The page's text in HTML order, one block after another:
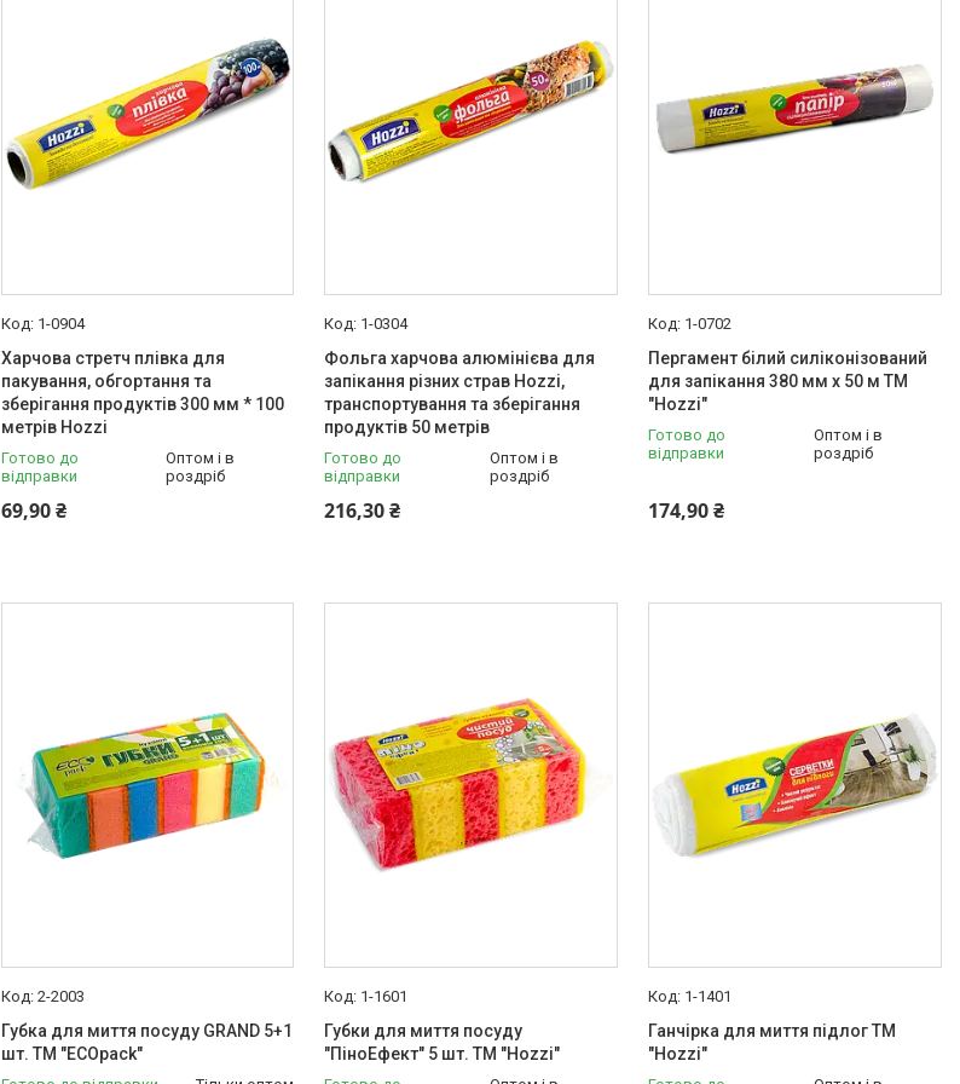
1-0904
Харчова стретч плівка для
пакування, обгортання та
зберігання продуктів 300 мм * 100
метрів Hozzi
Готово до
відправки
Оптом і в
роздріб
69,90 ₴
1-0304
Фольга харчова алюмінієва для
запікання різних страв Hozzi,
транспортування та зберігання
продуктів 50 метрів
Готово до
відправки
Оптом і в
роздріб
216,30 ₴
1-0702
Пергамент білий силіконізований
для запікання 380 мм х 50 м ТМ
"Hozzi"
Готово до
відправки
Оптом і в
роздріб
174,90 ₴
2-2003
Губка для миття посуду GRAND 5+1
шт. ТМ "ECOpack"
1-1601
Губки для миття посуду
"ПіноЕфект" 5 шт. ТМ "Hozzi"
1-1401
Ганчірка для миття підлог ТМ
"Hozzi"